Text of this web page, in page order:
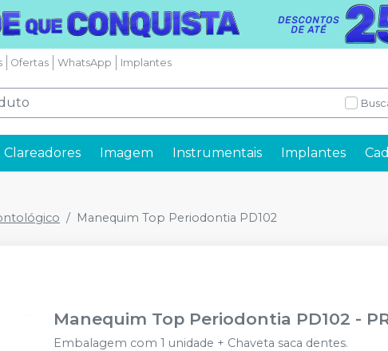
Ofertas WhatsApp Implantes
Clareadores Imagem Instrumentais Implantes
Manequim Top Periodontia PD102
Manequim Top Periodontia PD102 -
Embalagem com 1 unidade + Chaveta saca dentes.